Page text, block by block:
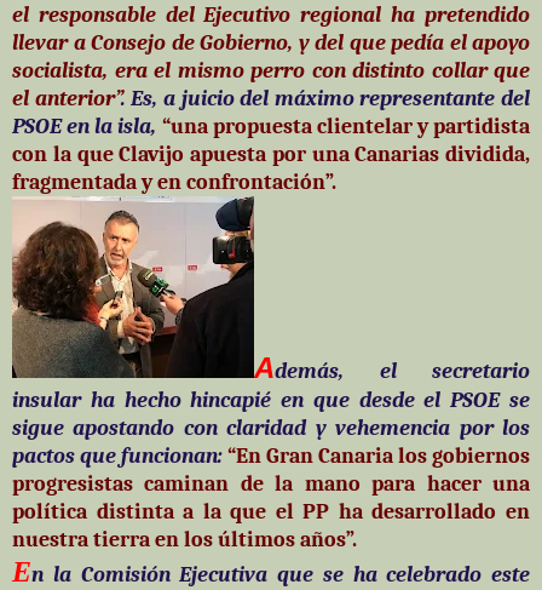
el responsable del Ejecutivo regional ha pretendido
llevar a Consejo de Gobierno, y del que pedía el apoyo
socialista, era el mismo perro con distinto collar que
el anterior”. Es, a juicio del máximo representante del
PSOE en la isla, “una propuesta clientelar y partidista
con la que Clavijo apuesta por una Canarias dividida,
fragmentada y en confrontación”.
Además, el secretario
insular ha hecho hincapié en que desde el PSOE se
sigue apostando con claridad y vehemencia por los
pactos que funcionan:“En Gran Canaria los gobiernos
progresistas caminan de la mano para hacer una
política distinta a la que el PP ha desarrollado en
nuestra tierra en los últimos años”.
En la Comisión Ejecutiva que se ha celebrado este